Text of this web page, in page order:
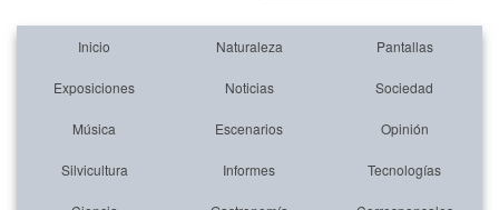
Inicio Naturaleza Pantallas
Exposiciones Noticias Sociedad
Música Escenarios Opinión
Silvicultura Informes Tecnologías